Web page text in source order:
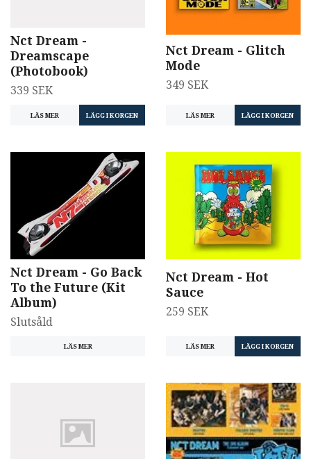
Nct Dream -
Dreamscape
(Photobook)
339 SEK
LÄS MER
Nct Dream - Glitch
Mode
349 SEK
LÄS MER
Nct Dream - Go Back
To the Future (Kit
Album)
Slutsåld
LÄS MER
Nct Dream - Hot
Sauce
259 SEK
LÄS MER